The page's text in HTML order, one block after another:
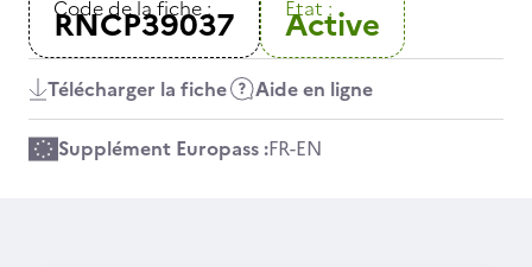
Code de la fiche :
RNCP39037 Etat :
Active
Télécharger la fiche Aide en ligne
Supplément Europass :FR-EN